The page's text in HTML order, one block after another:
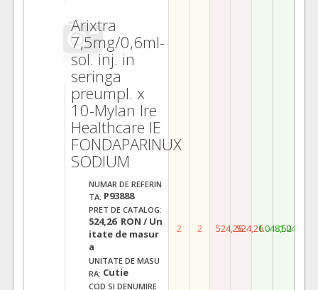
Arixtra
7,5mg/0,6ml-
sol. inj. in
seringa
preumpl. x
10-Mylan Ire
Healthcare IE
FONDAPARINUX
SODIUM
NUMAR DE REFERIN
TA: P93888
PRET DE CATALOG:
524,26 RON / Un
itate de masur
a
UNITATE DE MASU
RA: Cutie
COD SI DENUMIRE
2 2 524,26524,261.048,521.048,52